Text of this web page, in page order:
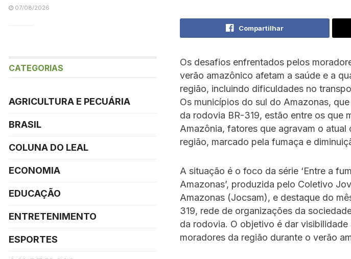
Compartilhar
Os desafios enfrentados pelos
verão amazônico afetam a saúde e a
região, incluindo dificuldades no
Os municípios do sul do Amazonas,
da rodovia BR-319, estão entre os que
Amazônia, fatores que agravam o atual
região, marcado pela fumaça e
A situação é o foco da série ‘Entre a
Amazonas’, produzida pelo Coletivo
Amazonas (Jocsam), e destaque do
319, rede de organizações da
da rodovia. O objetivo é dar
moradores da região durante o verão
07/08/2026
CATEGORIAS
AGRICULTURA E PECUÁRIA
BRASIL
COLUNA DO LEAL
ECONOMIA
EDUCAÇÃO
ENTRETENIMENTO
ESPORTES